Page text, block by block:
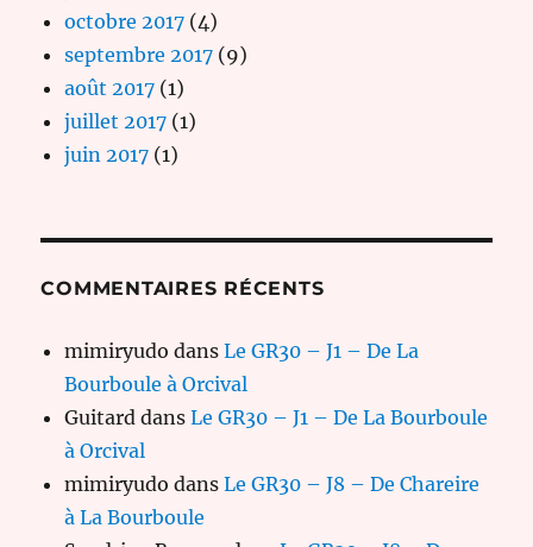
octobre 2017 (4)
septembre 2017 (9)
août 2017 (1)
juillet 2017 (1)
juin 2017 (1)
COMMENTAIRES RÉCENTS
mimiryudo dansLe GR30 – J1 – De La
Bourboule à Orcival
Guitard dansLe GR30 – J1 – De La Bourboule
à Orcival
mimiryudo dansLe GR30 – J8 – De Chareire
à La Bourboule